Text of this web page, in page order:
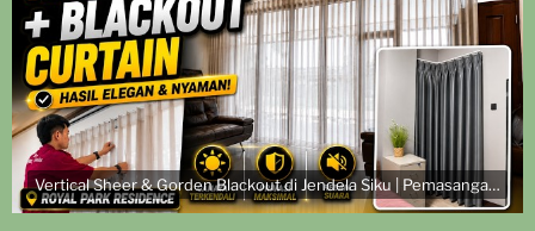
Vertical Sheer & Gorden Blackout di Jendela Siku | Pemasangan di Royal Park Residence